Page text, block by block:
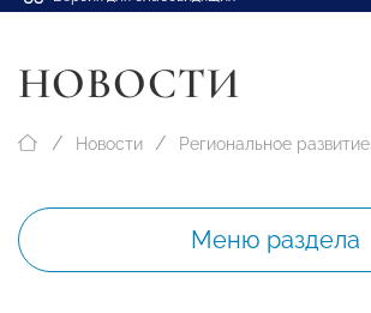
НОВОСТИ
Новости Региональное развитие
Меню раздела